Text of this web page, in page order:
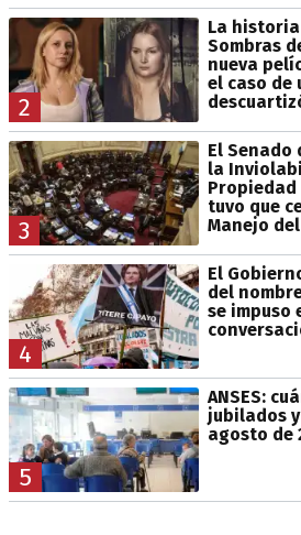
2
La
Sombras
nueva
el caso de
3
El Senado
la
Propiedad
tuvo que
Manejo del
4
El
del
se impuso
5
ANSES:
jubilados
agosto de